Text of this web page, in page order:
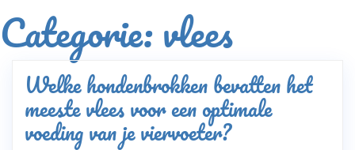
Categorie:vlees
Welke hondenbrokken bevatten het
meeste vlees voor een optimale
voeding van je viervoeter?